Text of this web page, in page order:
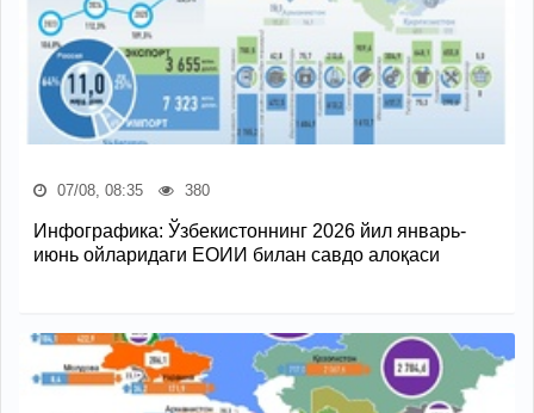
07/08, 08:35 380
Инфографика: Ўзбекистоннинг 2026 йил январь-
июнь ойларидаги ЕОИИ билан савдо алоқаси